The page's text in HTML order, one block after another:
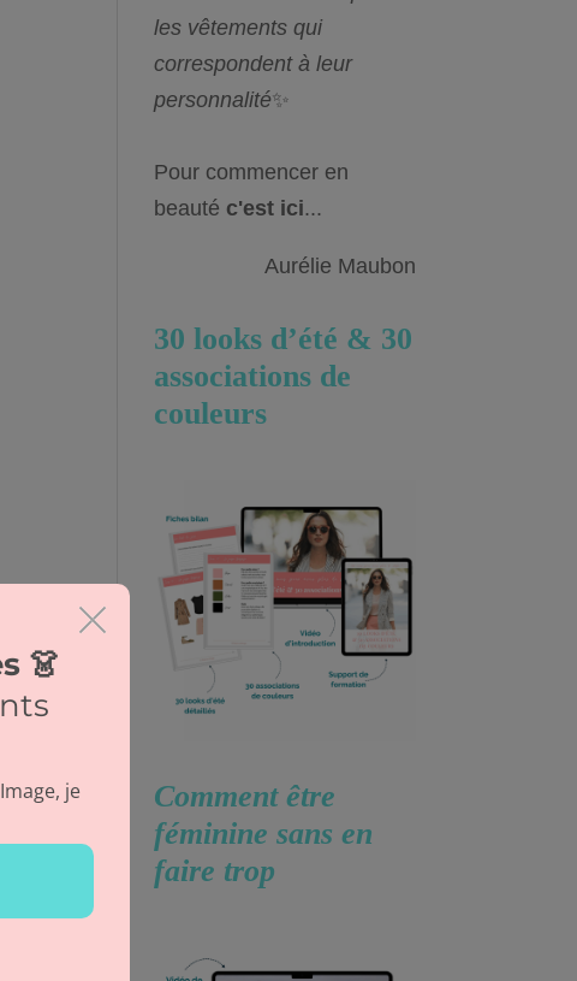
les vêtements qui
correspondent à leur
personnalité✨
Pour commencer en
beauté c'est ici...
Aurélie Maubon
30 looks d’été & 30
associations de
couleurs
Comment être
féminine sans en
faire trop